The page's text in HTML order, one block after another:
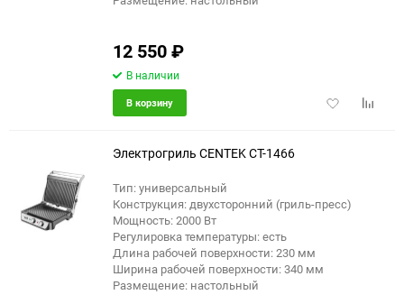
12 550₽
В наличии
Добавить
В корзину
Электрогриль CENTEK CT-1466
Тип: универсальный
Конструкция: двухсторонний (гриль-пресс)
Мощность: 2000 Вт
Регулировка температуры: есть
Длина рабочей поверхности: 230 мм
Ширина рабочей поверхности: 340 мм
Размещение: настольный